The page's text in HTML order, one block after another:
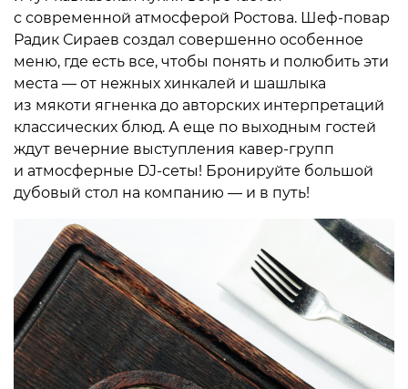
с современной атмосферой Ростова. Шеф-повар
Радик Сираев создал совершенно особенное
меню, где есть все, чтобы понять и полюбить эти
места — от нежных хинкалей и шашлыка
из мякоти ягненка до авторских интерпретаций
классических блюд. А еще по выходным гостей
ждут вечерние выступления кавер-групп
и атмосферные DJ-сеты! Бронируйте большой
дубовый стол на компанию — и в путь!